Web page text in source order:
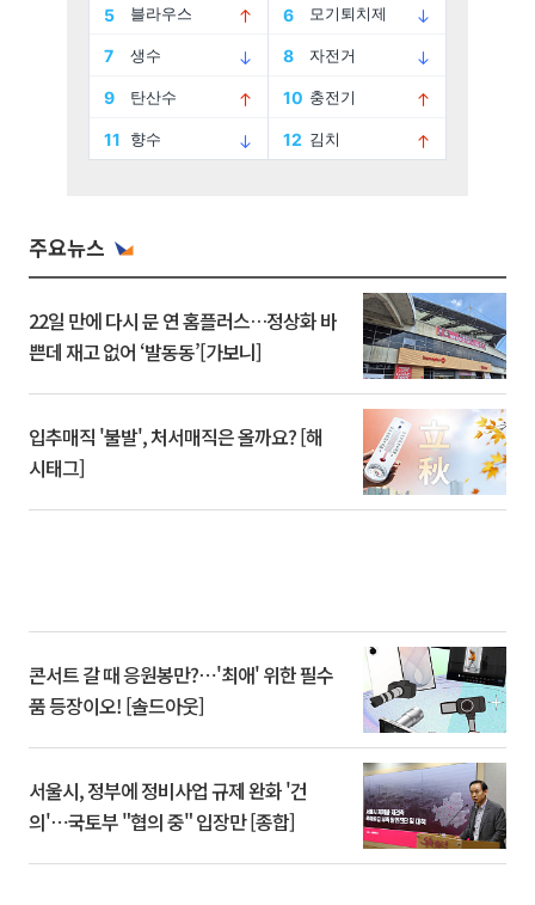
주요뉴스
22일 만에 다시 문 연 홈플러스…정상화 바
쁜데 재고 없어 ‘발동동’[가보니]
입추매직 '불발', 처서매직은 올까요? [해
시태그]
콘서트 갈 때 응원봉만?⋯'최애' 위한 필수
품 등장이오! [솔드아웃]
서울시, 정부에 정비사업 규제 완화 '건
의'⋯국토부 "협의 중" 입장만 [종합]